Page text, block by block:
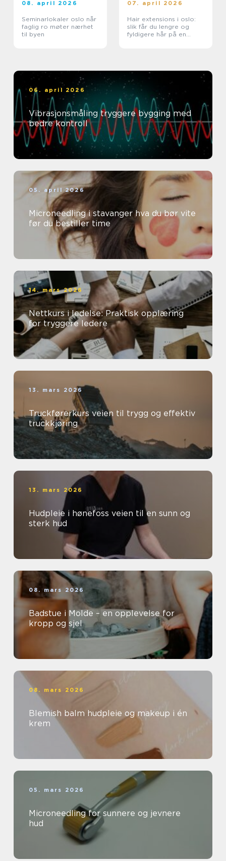
08. april 2026
Seminarlokaler oslo når
faglig ro møter nærhet
til byen
07. april 2026
Hair extensions i oslo:
slik får du lengre og
fyldigere hår på en
06. april 2026
Vibrasjonsmåling tryggere bygging med
bedre kontroll
05. april 2026
Microneedling i stavanger hva du bør vite
før du bestiller time
14. mars 2026
Nettkurs i ledelse: Praktisk opplæring
for tryggere ledere
13. mars 2026
Truckførerkurs veien til trygg og effektiv
truckkjøring
13. mars 2026
Hudpleie i hønefoss veien til en sunn og
sterk hud
08. mars 2026
Badstue i Molde – en opplevelse for
kropp og sjel
08. mars 2026
Blemish balm hudpleie og makeup i én
krem
05. mars 2026
Microneedling for sunnere og jevnere
hud